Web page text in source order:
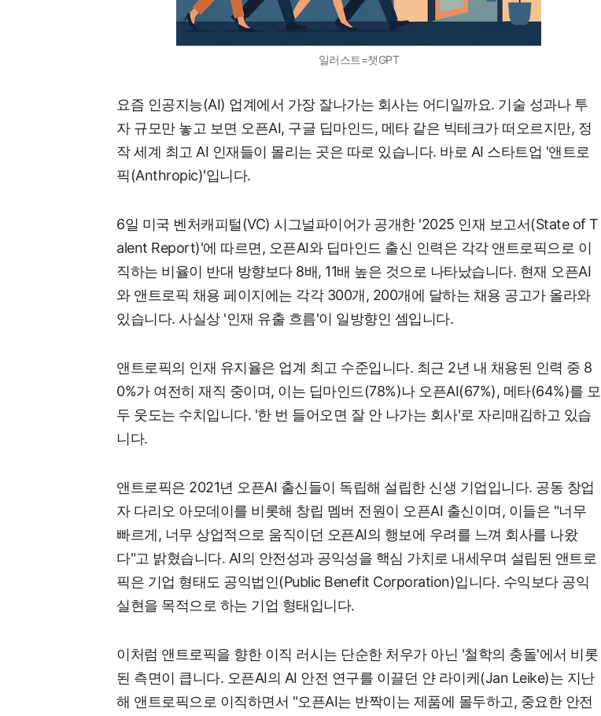
일러스트=챗GPT
요즘 인공지능(AI) 업계에서 가장 잘나가는 회사는 어디일까요. 기술 성과나 투
자 규모만 놓고 보면 오픈AI, 구글 딥마인드, 메타 같은 빅테크가 떠오르지만, 정
작 세계 최고 AI 인재들이 몰리는 곳은 따로 있습니다. 바로 AI 스타트업 '앤트로
픽(Anthropic)'입니다.
6일 미국 벤처캐피털(VC) 시그널파이어가 공개한 '2025 인재 보고서(State of T
alent Report)'에 따르면, 오픈AI와 딥마인드 출신 인력은 각각 앤트로픽으로 이
직하는 비율이 반대 방향보다 8배, 11배 높은 것으로 나타났습니다. 현재 오픈AI
와 앤트로픽 채용 페이지에는 각각 300개, 200개에 달하는 채용 공고가 올라와
있습니다. 사실상 '인재 유출 흐름'이 일방향인 셈입니다.
앤트로픽의 인재 유지율은 업계 최고 수준입니다. 최근 2년 내 채용된 인력 중 8
0%가 여전히 재직 중이며, 이는 딥마인드(78%)나 오픈AI(67%), 메타(64%)를 모
두 웃도는 수치입니다. '한 번 들어오면 잘 안 나가는 회사'로 자리매김하고 있습
니다.
앤트로픽은 2021년 오픈AI 출신들이 독립해 설립한 신생 기업입니다. 공동 창업
자 다리오 아모데이를 비롯해 창립 멤버 전원이 오픈AI 출신이며, 이들은 "너무
빠르게, 너무 상업적으로 움직이던 오픈AI의 행보에 우려를 느껴 회사를 나왔
다"고 밝혔습니다. AI의 안전성과 공익성을 핵심 가치로 내세우며 설립된 앤트로
픽은 기업 형태도 공익법인(Public Benefit Corporation)입니다. 수익보다 공익
실현을 목적으로 하는 기업 형태입니다.
이처럼 앤트로픽을 향한 이직 러시는 단순한 처우가 아닌 '철학의 충돌'에서 비롯
된 측면이 큽니다. 오픈AI의 AI 안전 연구를 이끌던 얀 라이케(Jan Leike)는 지난
해 앤트로픽으로 이직하면서 "오픈AI는 반짝이는 제품에 몰두하고, 중요한 안전